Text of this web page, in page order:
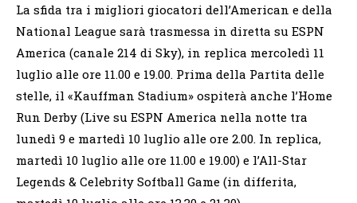
La sfida tra i migliori giocatori dell’American e della
National League sarà trasmessa in diretta su ESPN
America (canale 214 di Sky), in replica mercoledì 11
luglio alle ore 11.00 e 19.00. Prima della Partita delle
stelle, il «Kauffman Stadium» ospiterà anche l’Home
Run Derby (Live su ESPN America nella notte tra
lunedì 9 e martedì 10 luglio alle ore 2.00. In replica,
martedì 10 luglio alle ore 11.00 e 19.00) e l’All-Star
Legends & Celebrity Softball Game (in differita,